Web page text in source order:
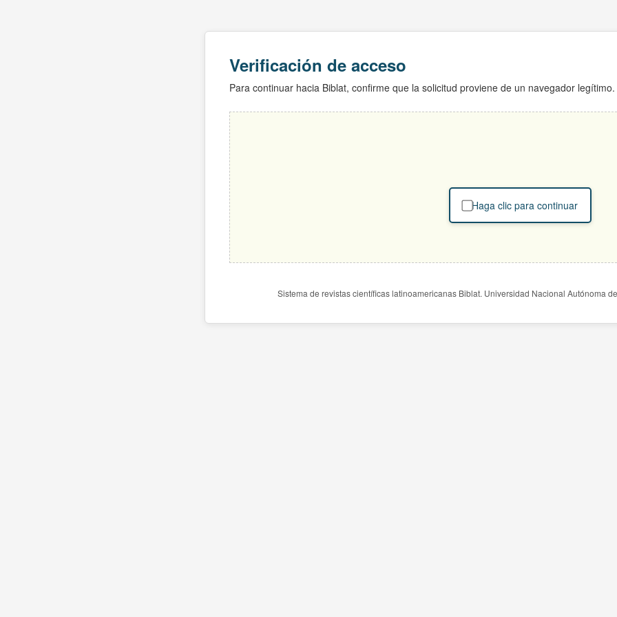
Verificación de acceso
Para continuar hacia Biblat, confirme que la solicitud proviene de un navegador legítimo.
Haga clic para continuar
Sistema de revistas científicas latinoamericanas Biblat. Universidad Nacional Autónoma